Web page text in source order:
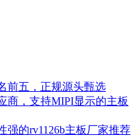
前五，正规源头甄选
商，支持MIPI显示的主板
强的rv1126b主板厂家推荐